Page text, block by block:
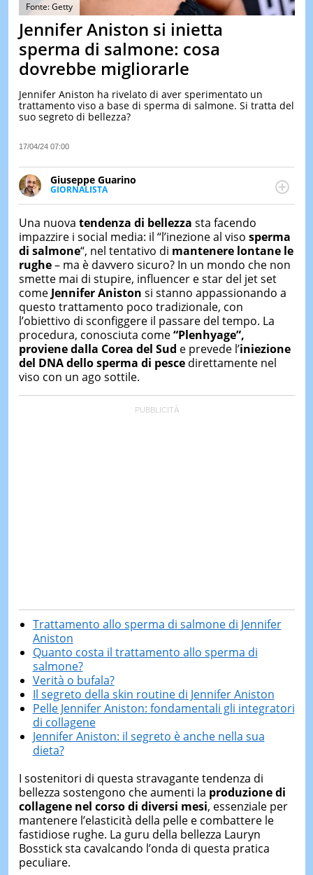
&
TEST
DI
DI
IERI
Fonte: Getty
Jennifer Aniston si inietta
sperma di salmone: cosa
dovrebbe migliorarle
Jennifer Aniston ha rivelato di aver sperimentato un
trattamento viso a base di sperma di salmone. Si tratta del
suo segreto di bellezza?
17/04/24 07:00
Giuseppe Guarino
GIORNALISTA
Ph(D) in Diritto Comparato e processi di
particolare sulla Storia contemporanea di America
Latina e Spagna. Collabora con numerose testate ed
è presidente dell'Associazione Culturale "La
Biblioteca del Sannio".
Una nuova tendenza di bellezza sta facendo
impazzire i social media: il “l’inezione al viso sperma
di salmone“, nel tentativo di mantenere lontane le
rughe– ma è davvero sicuro? In un mondo che non
smette mai di stupire, influencer e star del jet set
come Jennifer Aniston si stanno appassionando a
questo trattamento poco tradizionale, con
l’obiettivo di sconfiggere il passare del tempo. La
procedura, conosciuta come“Plenhyage”,
proviene dalla Corea del Sud e prevede l’iniezione
del DNA dello sperma di pescedirettamente nel
viso con un ago sottile.
Trattamento allo sperma di salmone di Jennifer
Aniston
Quanto costa il trattamento allo sperma di
salmone?
Verità o bufala?
Il segreto della skin routine di Jennifer Aniston
Pelle Jennifer Aniston: fondamentali gli integratori
di collagene
Jennifer Aniston: il segreto è anche nella sua
dieta?
I sostenitori di questa stravagante tendenza di
bellezza sostengono che aumenti la produzione di
collagene nel corso di diversi mesi, essenziale per
mantenere l’elasticità della pelle e combattere le
fastidiose rughe. La guru della bellezza Lauryn
Bosstick sta cavalcando l’onda di questa pratica
peculiare.